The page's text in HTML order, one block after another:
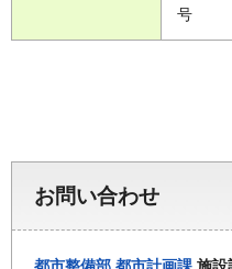
号
お問い合わせ